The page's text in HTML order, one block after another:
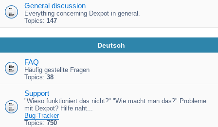
General discussion
Everything concerning Dexpot in general.
Topics: 147
Deutsch
FAQ
Häufig gestellte Fragen
Topics: 38
Support
"Wieso funktioniert das nicht?" "Wie macht man das?" Probleme
mit Dexpot? Hilfe naht...
Bug-Tracker
Topics: 750